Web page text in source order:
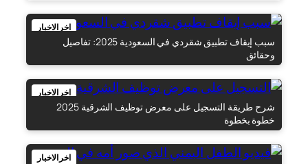
اخر الاخبار
سبب إيقاف تطبيق شقردي في السعودية 2025: تفاصيل
وحقائق
اخر الاخبار
شرح طريقة التسجيل على معرض توظيف الشرقية 2025
خطوة بخطوة
اخر الاخبار